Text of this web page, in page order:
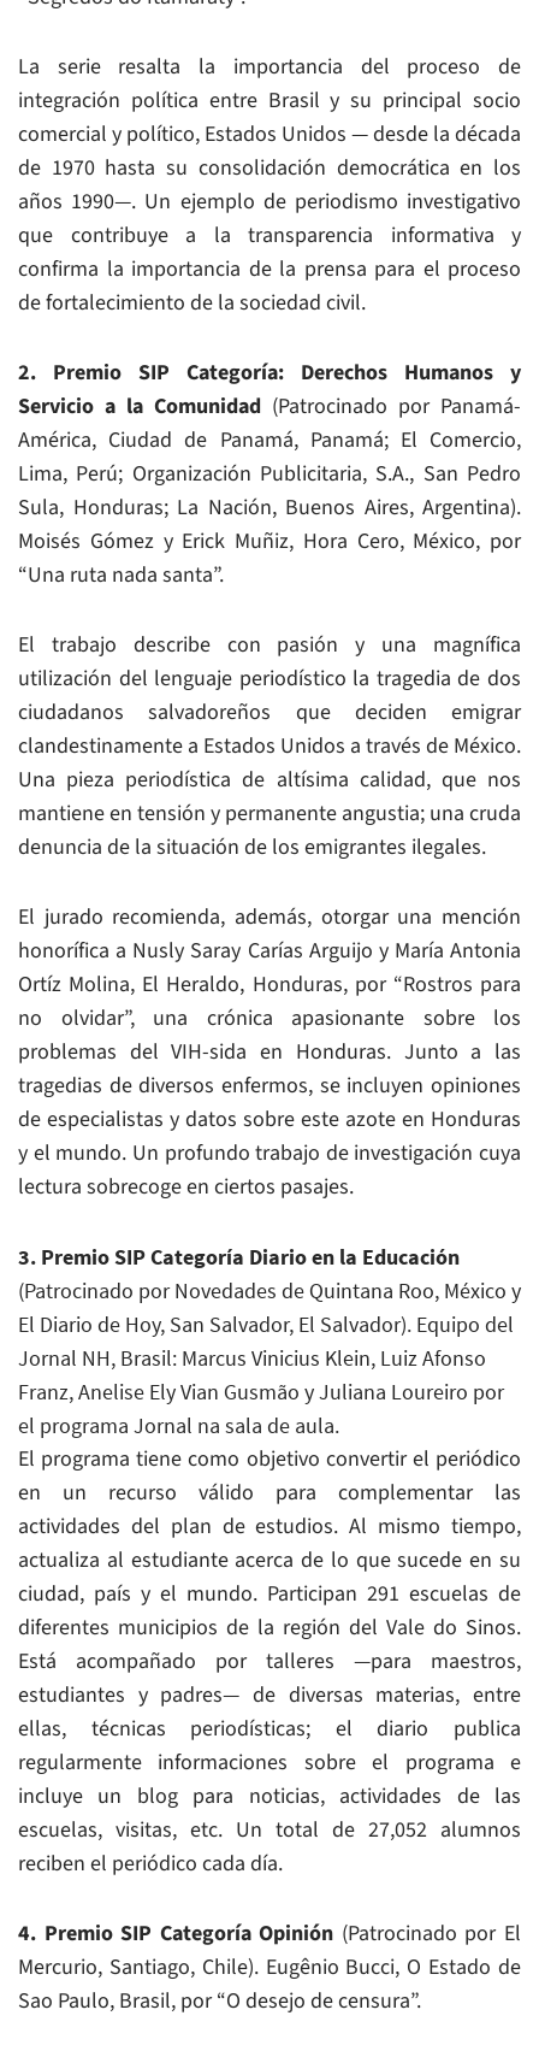
La serie resalta la importancia del proceso de
integración política entre Brasil y su principal socio
comercial y político, Estados Unidos — desde la década
de 1970 hasta su consolidación democrática en los
años 1990—. Un ejemplo de periodismo investigativo
que contribuye a la transparencia informativa y
confirma la importancia de la prensa para el proceso
de fortalecimiento de la sociedad civil.
2. Premio SIP Categoría: Derechos Humanos y
Servicio a la Comunidad (Patrocinado por Panamá-
América, Ciudad de Panamá, Panamá; El Comercio,
Lima, Perú; Organización Publicitaria, S.A., San Pedro
Sula, Honduras; La Nación, Buenos Aires, Argentina).
Moisés Gómez y Erick Muñiz, Hora Cero, México, por
“Una ruta nada santa”.
El trabajo describe con pasión y una magnífica
utilización del lenguaje periodístico la tragedia de dos
ciudadanos salvadoreños que deciden emigrar
clandestinamente a Estados Unidos a través de México.
Una pieza periodística de altísima calidad, que nos
mantiene en tensión y permanente angustia; una cruda
denuncia de la situación de los emigrantes ilegales.
El jurado recomienda, además, otorgar una mención
honorífica a Nusly Saray Carías Arguijo y María Antonia
Ortíz Molina, El Heraldo, Honduras, por “Rostros para
no olvidar”, una crónica apasionante sobre los
problemas del VIH-sida en Honduras. Junto a las
tragedias de diversos enfermos, se incluyen opiniones
de especialistas y datos sobre este azote en Honduras
y el mundo. Un profundo trabajo de investigación cuya
lectura sobrecoge en ciertos pasajes.
3. Premio SIP Categoría Diario en la Educación
(Patrocinado por Novedades de Quintana Roo, México y
El Diario de Hoy, San Salvador, El Salvador). Equipo del
Jornal NH, Brasil: Marcus Vinicius Klein, Luiz Afonso
Franz, Anelise Ely Vian Gusmão y Juliana Loureiro por
el programa Jornal na sala de aula.
El programa tiene como objetivo convertir el periódico
en un recurso válido para complementar las
actividades del plan de estudios. Al mismo tiempo,
actualiza al estudiante acerca de lo que sucede en su
ciudad, país y el mundo. Participan 291 escuelas de
diferentes municipios de la región del Vale do Sinos.
Está acompañado por talleres —para maestros,
estudiantes y padres— de diversas materias, entre
ellas, técnicas periodísticas; el diario publica
regularmente informaciones sobre el programa e
incluye un blog para noticias, actividades de las
escuelas, visitas, etc. Un total de 27,052 alumnos
reciben el periódico cada día.
4. Premio SIP Categoría Opinión (Patrocinado por El
Mercurio, Santiago, Chile). Eugênio Bucci, O Estado de
Sao Paulo, Brasil, por “O desejo de censura”.